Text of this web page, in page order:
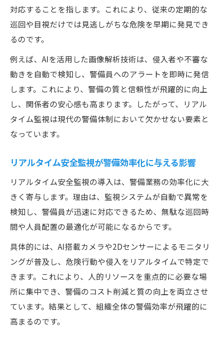
対応することを指します。これにより、従来の定期的な
巡回や目視だけでは見逃しがちな危険を早期に発見でき
るのです。
例えば、AIを活用した画像解析技術は、侵入者や不審な
動きを自動で検知し、警備員へのアラートを即時に発信
します。これにより、警備の質と信頼性が飛躍的に向上
し、関係者の安心感も高まります。したがって、リアル
タイム監視は現代の警備体制において欠かせない要素と
なっています。
リアルタイム安全監視が警備効率化に与える影響
リアルタイム安全監視の導入は、警備業務の効率化に大
きく寄与します。理由は、監視システムが自動で異常を
検知し、警備員が迅速に対応できるため、無駄な巡回時
間や人員配置の最適化が可能になるからです。
具体的には、AI搭載カメラや2Dセンサーによるモニタリ
ングが普及し、危険行動や侵入をリアルタイムで特定で
きます。これにより、人的リソースを重点的に必要な場
所に集中でき、警備のコスト削減と質の向上を両立させ
ています。結果として、組織全体の警備効率が飛躍的に
高まるのです。